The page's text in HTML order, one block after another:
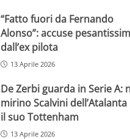
“Fatto fuori da Fernando
Alonso”: accuse
dall’ex pilota
13 Aprile 2026
De Zerbi guarda in Serie A:
mirino Scalvini
il suo Tottenham
13 Aprile 2026